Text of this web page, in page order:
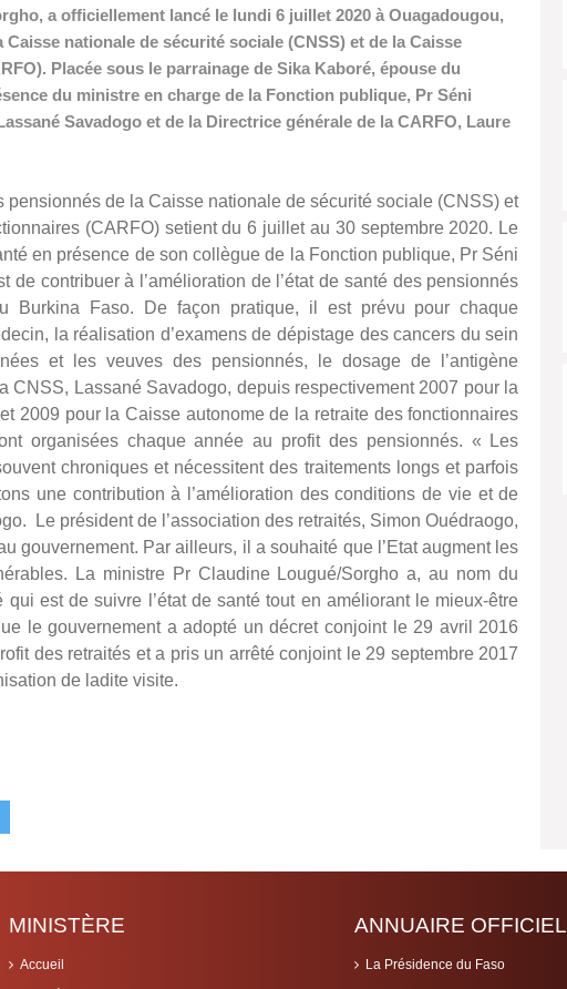
a officiellement lancé le lundi 6 juillet 2020 à Ouagadougou,
nationale de sécurité sociale (CNSS) et de la Caisse
Placée sous le parrainage de Sika Kaboré, épouse du
du ministre en charge de la Fonction publique, Pr Séni
Savadogo et de la Directrice générale de la CARFO, Laure
de la Caisse nationale de sécurité sociale (CNSS) et
(CARFO) setient du 6 juillet au 30 septembre 2020. Le
en présence de son collègue de la Fonction publique, Pr Séni
contribuer à l’amélioration de l’état de santé des pensionnés
Burkina Faso. De façon pratique, il est prévu pour chaque
la réalisation d’examens de dépistage des cancers du sein
et les veuves des pensionnés, le dosage de l’antigène
CNSS, Lassané Savadogo, depuis respectivement 2007 pour la
2009 pour la Caisse autonome de la retraite des fonctionnaires
organisées chaque année au profit des pensionnés. « Les
chroniques et nécessitent des traitements longs et parfois
une contribution à l’amélioration des conditions de vie et de
Le président de l’association des retraités, Simon Ouédraogo,
gouvernement. Par ailleurs, il a souhaité que l’Etat augment les
La ministre Pr Claudine Lougué/Sorgho a, au nom du
est de suivre l’état de santé tout en améliorant le mieux-être
le gouvernement a adopté un décret conjoint le 29 avril 2016
des retraités et a pris un arrêté conjoint le 29 septembre 2017
de ladite visite.
MINISTÈRE
Accueil
ANNUAIRE OFFICIEL
La Présidence du Faso